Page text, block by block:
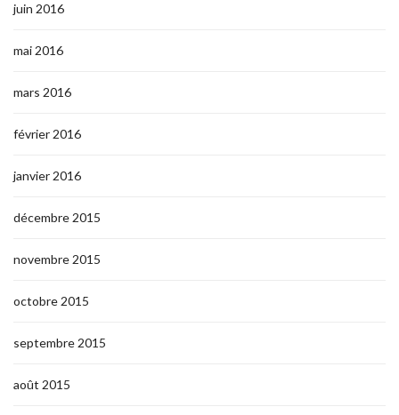
juin 2016
mai 2016
mars 2016
février 2016
janvier 2016
décembre 2015
novembre 2015
octobre 2015
septembre 2015
août 2015